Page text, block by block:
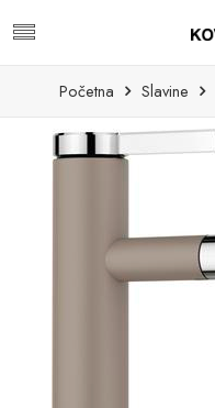
Početna Slavine